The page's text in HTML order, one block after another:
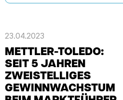
23.04.2023
METTLER-TOLEDO:
SEIT 5 JAHREN
ZWEISTELLIGES
GEWINNWACHSTUM